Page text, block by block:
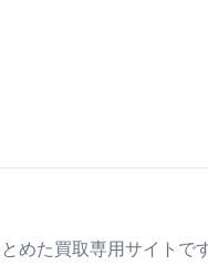
めた買取専用サイトです